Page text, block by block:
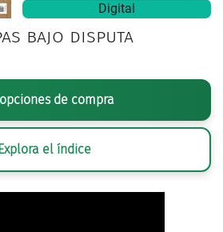
Digital
bajo disputa
de compra
Explora el índice